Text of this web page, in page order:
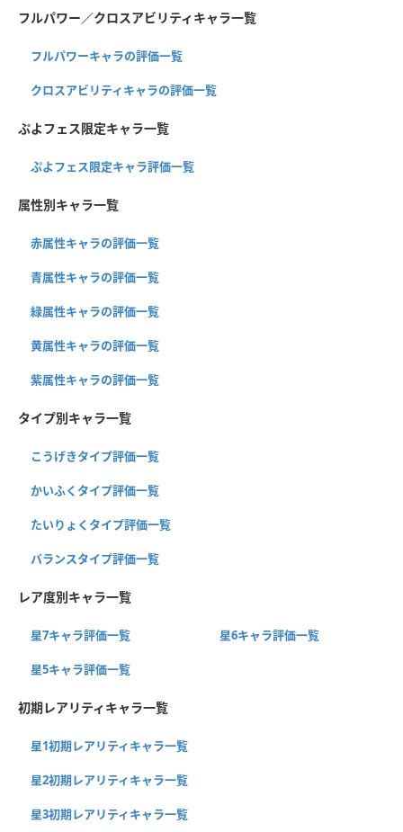
フルパワー／クロスアビリティキャラ一覧
フルパワーキャラの評価一覧
クロスアビリティキャラの評価一覧
ぷよフェス限定キャラ一覧
ぷよフェス限定キャラ評価一覧
属性別キャラ一覧
赤属性キャラの評価一覧
青属性キャラの評価一覧
緑属性キャラの評価一覧
黄属性キャラの評価一覧
紫属性キャラの評価一覧
タイプ別キャラ一覧
こうげきタイプ評価一覧
かいふくタイプ評価一覧
たいりょくタイプ評価一覧
バランスタイプ評価一覧
レア度別キャラ一覧
星7キャラ評価一覧 星6キャラ評価一覧
星5キャラ評価一覧
初期レアリティキャラ一覧
星1初期レアリティキャラ一覧
星2初期レアリティキャラ一覧
星3初期レアリティキャラ一覧